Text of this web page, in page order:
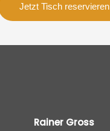
Jetzt Tisch reservieren
Rainer Gross